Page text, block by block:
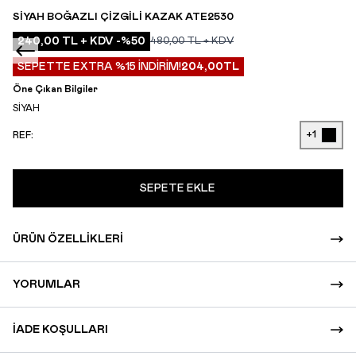
SIYAH BOĞAZLI ÇIZGILI KAZAK ATE2530
240,00 TL + KDV -%50 480,00TL + KDV
SEPETTE EXTRA %15 İNDİRİM!204,00TL
Öne Çıkan Bilgiler
SİYAH
REF: +1
SEPETE EKLE
ÜRÜN ÖZELLIKLERI
YORUMLAR
İADE KOŞULLARI